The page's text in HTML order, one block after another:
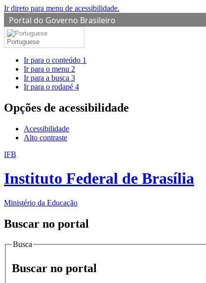
Ir direto para menu de acessibilidade.
Portal do Governo Brasileiro
Portuguese
Ir para o conteúdo 1
Ir para o menu 2
Ir para a busca 3
Ir para o rodapé 4
Opções de acessibilidade
Acessibilidade
Alto contraste
IFB
Instituto Federal de Brasília
Ministério da Educação
Buscar no portal
Busca
Buscar no portal